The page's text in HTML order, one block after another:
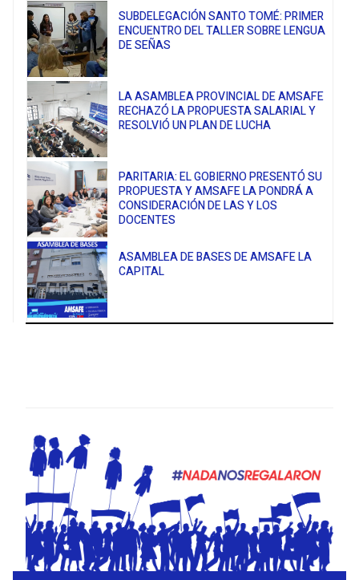
SUBDELEGACIÓN SANTO TOMÉ: PRIMER
ENCUENTRO DEL TALLER SOBRE LENGUA
DE SEÑAS
LA ASAMBLEA PROVINCIAL DE AMSAFE
RECHAZÓ LA PROPUESTA SALARIAL Y
RESOLVIÓ UN PLAN DE LUCHA
PARITARIA: EL GOBIERNO PRESENTÓ SU
PROPUESTA Y AMSAFE LA PONDRÁ A
CONSIDERACIÓN DE LAS Y LOS
DOCENTES
ASAMBLEA DE BASES DE AMSAFE LA
CAPITAL